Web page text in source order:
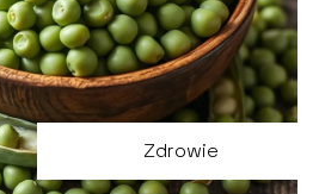
Zdrowie